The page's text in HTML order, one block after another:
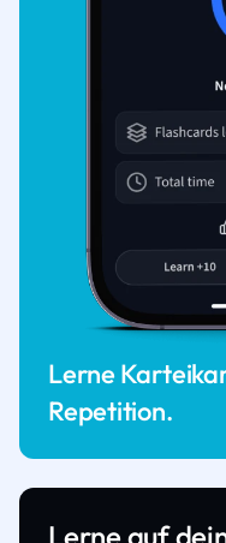
Lerne
Repetition.
Lerne auf